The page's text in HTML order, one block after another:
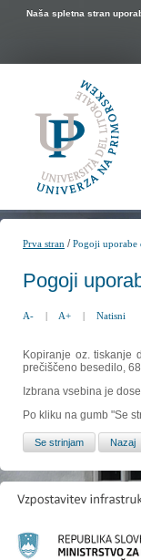
Naša spletna stran
Prva stran /Pogoji uporabe
Pogoji
A- | A+ | Natisni
Kopiranje oz. tiskanje
prečiščeno besedilo,
Izbrana vsebina je
Po kliku na gumb "Se